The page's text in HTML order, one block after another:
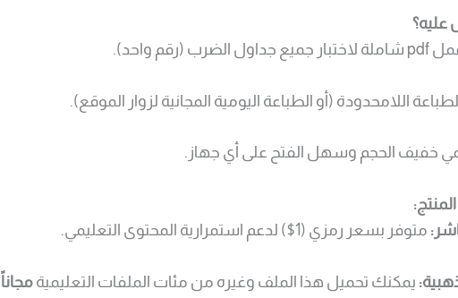
عليه؟
اللامحدودة (أو الطباعة اليومية المجانية لزوار الموقع).
خفيف الحجم وسهل الفتح على أي جهاز.
متوفر بسعر رمزي (1$) لدعم استمرارية المحتوى التعليمي.
يمكنك تحميل هذا الملف وغيره من مئات الملفات التعليمية مجاناً